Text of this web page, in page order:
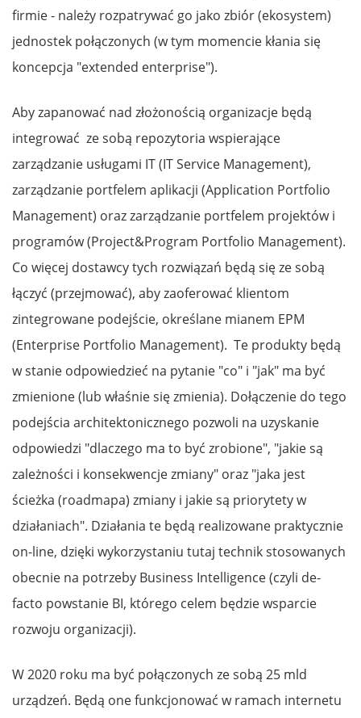
firmie - należy rozpatrywać go jako zbiór (ekosystem)
jednostek połączonych (w tym momencie kłania się
koncepcja "extended enterprise").
Aby zapanować nad złożonością organizacje będą
integrować ze sobą repozytoria wspierające
zarządzanie usługami IT (IT Service Management),
zarządzanie portfelem aplikacji (Application Portfolio
Management) oraz zarządzanie portfelem projektów i
programów (Project&Program Portfolio Management).
Co więcej dostawcy tych rozwiązań będą się ze sobą
łączyć (przejmować), aby zaoferować klientom
zintegrowane podejście, określane mianem EPM
(Enterprise Portfolio Management). Te produkty będą
w stanie odpowiedzieć na pytanie "co" i "jak" ma być
zmienione (lub właśnie się zmienia). Dołączenie do tego
podejścia architektonicznego pozwoli na uzyskanie
odpowiedzi "dlaczego ma to być zrobione", "jakie są
zależności i konsekwencje zmiany" oraz "jaka jest
ścieżka (roadmapa) zmiany i jakie są priorytety w
działaniach". Działania te będą realizowane praktycznie
on-line, dzięki wykorzystaniu tutaj technik stosowanych
obecnie na potrzeby Business Intelligence (czyli de-
facto powstanie BI, którego celem będzie wsparcie
rozwoju organizacji).
W 2020 roku ma być połączonych ze sobą 25 mld
urządzeń. Będą one funkcjonować w ramach internetu